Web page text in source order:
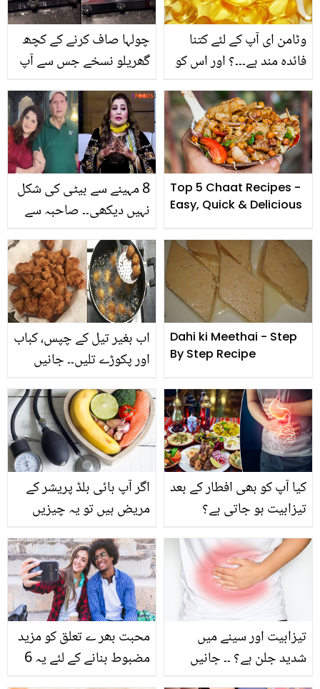
چولہا صاف کرنے کے کچھ
گھریلو نسخے جس سے آپ
جیسا
وٹامن ای آپ کے لئے کتنا
فائدہ مند ہے۔۔۔؟ اور اس کو
8 مہینے سے بیٹی کی شکل
نہیں دیکھی۔۔ صاحبہ سے
بیگم بتاتے ہوئے رو پڑیں
Top 5 Chaat Recipes -
Easy, Quick & Delicious
اب بغیر تیل کے چپس، کباب
اور پکوڑے تلیں۔۔ جانیں
پہلے یہ انوکھا طریقہ جس
میں تیل کی ضرورت ہی
نہیں پڑے گی
Dahi ki Meethai - Step
By Step Recipe
اگر آپ ہائی بلڈ پریشر کے
مریض ہیں تو یہ چیزیں
جان لیں کہ کہیں یہ آپ کی
صحت کے لئے خطرناک تو
نہیں
کیا آپ کو بھی افطار کے بعد
تیزابیت ہو جاتی ہے؟
5 گھریلو نسخے
محبت بھر ے تعلق کو مزید
مضبوط بنانے کے لئے یہ 6
تیزابیت اور سینے میں
شدید جلن ہے؟ ۔۔ جانیں